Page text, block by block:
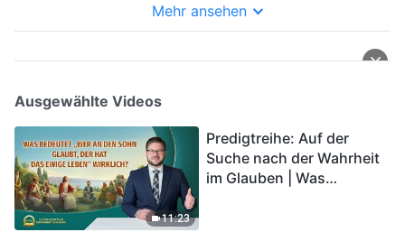
Mehr ansehen
Ausgewählte Videos
11:23
Predigtreihe: Auf der
Suche nach der Wahrheit
im Glauben | Was